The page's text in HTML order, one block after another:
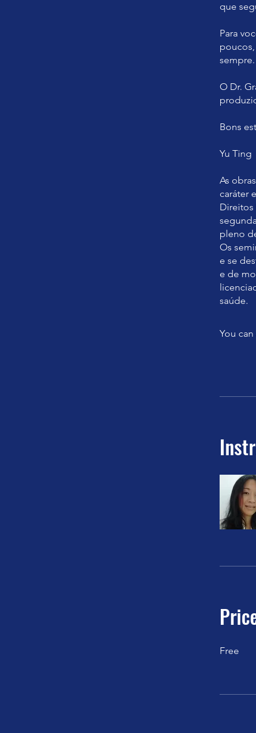
que
Para
sempre.
O Dr.
Bons
Yu Ting
As
caráter
Direitos
pleno
Os
e se
e de
You
Free